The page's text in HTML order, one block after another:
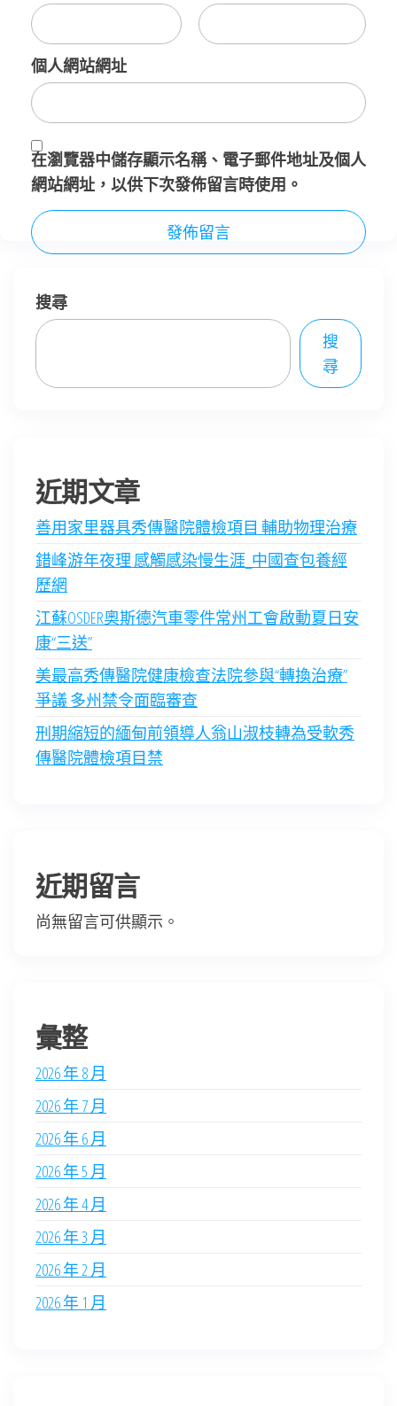
個人網站網址
在瀏覽器中儲存顯示名稱、電子郵件地址及個人
網站網址，以供下次發佈留言時使用。
搜尋
搜
尋
近期文章
善用家里器具秀傳醫院體檢項目 輔助物理治療
錯峰游年夜理 感觸感染慢生涯_中國查包養經
歷網
江蘇OSDER奧斯德汽車零件常州工會啟動夏日安
康“三送”
美最高秀傳醫院健康檢查法院參與“轉換治療”
爭議 多州禁令面臨審查
刑期縮短的緬甸前領導人翁山淑枝轉為受軟秀
傳醫院體檢項目禁
近期留言
尚無留言可供顯示。
彙整
2026 年 8 月
2026 年 7 月
2026 年 6 月
2026 年 5 月
2026 年 4 月
2026 年 3 月
2026 年 2 月
2026 年 1 月